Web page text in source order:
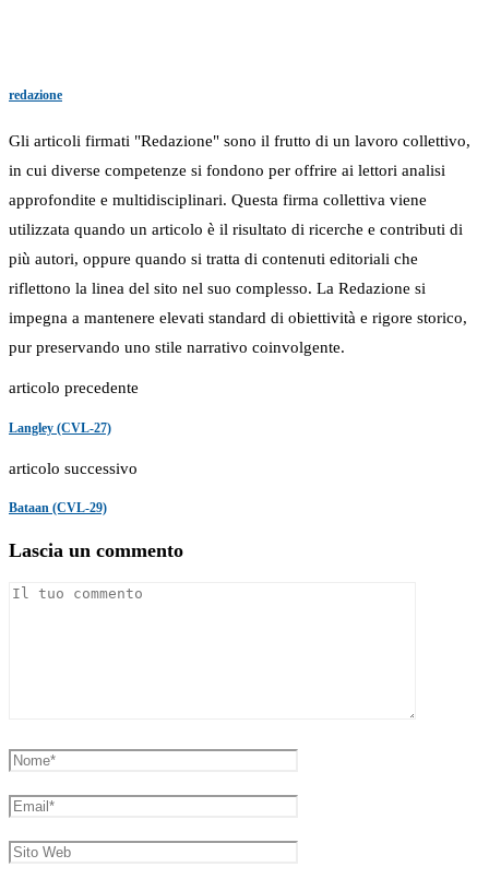
redazione
Gli articoli firmati "Redazione" sono il frutto di un lavoro collettivo,
in cui diverse competenze si fondono per offrire ai lettori analisi
approfondite e multidisciplinari. Questa firma collettiva viene
utilizzata quando un articolo è il risultato di ricerche e contributi di
più autori, oppure quando si tratta di contenuti editoriali che
riflettono la linea del sito nel suo complesso. La Redazione si
impegna a mantenere elevati standard di obiettività e rigore storico,
pur preservando uno stile narrativo coinvolgente.
articolo precedente
Langley (CVL-27)
articolo successivo
Bataan (CVL-29)
Lascia un commento